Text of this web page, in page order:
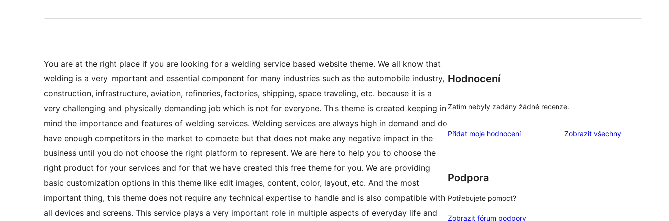
You are at the right place if you are looking for a welding service based website theme. We all know that
welding is a very important and essential component for many industries such as the automobile industry,
construction, infrastructure, aviation, refineries, factories, shipping, space traveling, etc. because it is a
very challenging and physically demanding job which is not for everyone. This theme is created keeping in
mind the importance and features of welding services. Welding services are always high in demand and do
have enough competitors in the market to compete but that does not make any negative impact in the
business until you do not choose the right platform to represent. We are here to help you to choose the
right product for your services and for that we have created this free theme for you. We are providing
basic customization options in this theme like edit images, content, color, layout, etc. And the most
important thing, this theme does not require any technical expertise to handle and is also compatible with
all devices and screens. This service plays a very important role in multiple aspects of everyday life and
Hodnocení
Zatím nebyly zadány žádné recenze.
Přidat moje hodnocení Zobrazit všechnyrecenze
Podpora
Potřebujete pomoct?
Zobrazit fórum podpory